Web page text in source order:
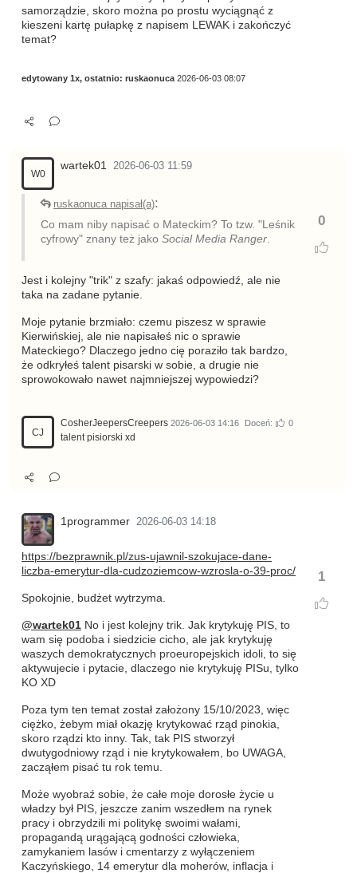
samorządzie, skoro można po prostu wyciągnąć z
kieszeni kartę pułapkę z napisem LEWAK i zakończyć
temat?
edytowany 1x, ostatnio: ruskaonuca 2026-06-03 08:07
W0
wartek01 2026-06-03 11:59
0
ruskaonuca napisał(a):
Co mam niby napisać o Mateckim? To tzw. "Leśnik
cyfrowy" znany też jako Social Media Ranger
Jest i kolejny "trik" z szafy: jakaś odpowiedź, ale nie
taka na zadane pytanie.
Moje pytanie brzmiało: czemu piszesz w sprawie
Kierwińskiej, ale nie napisałeś nic o sprawie
Mateckiego? Dlaczego jedno cię poraziło tak bardzo,
że odkryłeś talent pisarski w sobie, a drugie nie
sprowokowało nawet najmniejszej wypowiedzi?
CJ
CosherJeepersCreepers 2026-06-03 14:16 Doceń: 0
talent pisiorski xd
1programmer 2026-06-03 14:18
1
https://bezprawnik.pl/zus-ujawnil-szokujace-dane-
liczba-emerytur-dla-cudzoziemcow-wzrosla-o-39-proc/
Spokojnie, budżet wytrzyma.
@wartek01 No i jest kolejny trik. Jak krytykuję PIS, to
wam się podoba i siedzicie cicho, ale jak krytykuję
waszych demokratycznych proeuropejskich idoli, to się
aktywujecie i pytacie, dlaczego nie krytykuję PISu, tylko
KO XD
Poza tym ten temat został założony 15/10/2023, więc
ciężko, żebym miał okazję krytykować rząd pinokia,
skoro rządzi kto inny. Tak, tak PIS stworzył
dwutygodniowy rząd i nie krytykowałem, bo UWAGA,
zacząłem pisać tu rok temu.
Może wyobraź sobie, że całe moje dorosłe życie u
władzy był PIS, jeszcze zanim wszedłem na rynek
pracy i obrzydzili mi politykę swoimi wałami,
propagandą urągającą godności człowieka,
zamykaniem lasów i cmentarzy z wyłączeniem
Kaczyńskiego, 14 emerytur dla moherów, inflacja i